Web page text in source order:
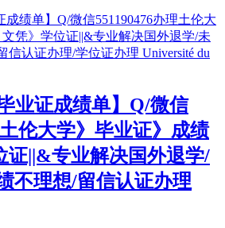
业证成绩单】Q/微信
伦大学》毕业证》成绩
证||&专业解决国外退学/
不理想/留信认证办理